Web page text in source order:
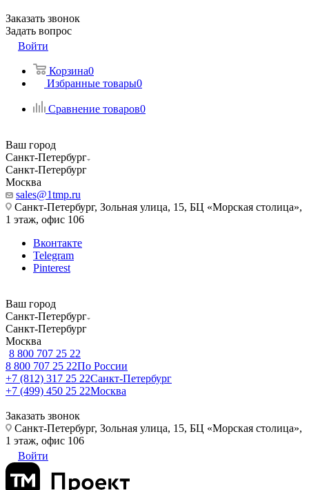
Заказать звонок
Задать вопрос
Войти
Корзина0
Избранные товары0
Сравнение товаров0
Ваш город
Санкт-Петербург
Санкт-Петербург
Москва
sales@1tmp.ru
Санкт-Петербург, Зольная улица, 15, БЦ «Морская столица»,
1 этаж, офис 106
Вконтакте
Telegram
Pinterest
Ваш город
Санкт-Петербург
Санкт-Петербург
Москва
8 800 707 25 22
8 800 707 25 22По России
+7 (812) 317 25 22Санкт-Петербург
+7 (499) 450 25 22Москва
Заказать звонок
Санкт-Петербург, Зольная улица, 15, БЦ «Морская столица»,
1 этаж, офис 106
Войти